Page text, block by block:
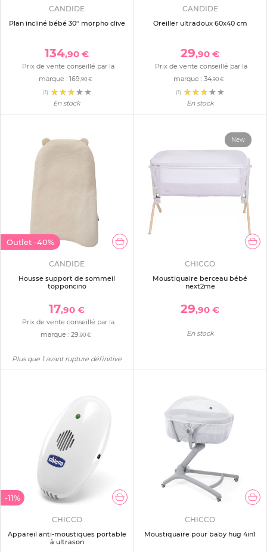
CANDIDE
Plan incliné bébé 30° morpho clive
134,90 €
Prix de vente conseillé par la
marque :169,90 €
(1)
En stock
CANDIDE
Oreiller ultradoux 60x40 cm
29,90 €
Prix de vente conseillé par la
marque :34,90 €
(1)
En stock
Outlet -40%
CANDIDE
Housse support de sommeil
topponcino
17,90 €
Prix de vente conseillé par la
marque : 29 ,90 €
Plus que 1 avant rupture définitive
New
CHICCO
Moustiquaire berceau bébé
next2me
29,90 €
En stock
-11%
CHICCO
Appareil anti-moustiques portable
à ultrason
CHICCO
Moustiquaire pour baby hug 4in1